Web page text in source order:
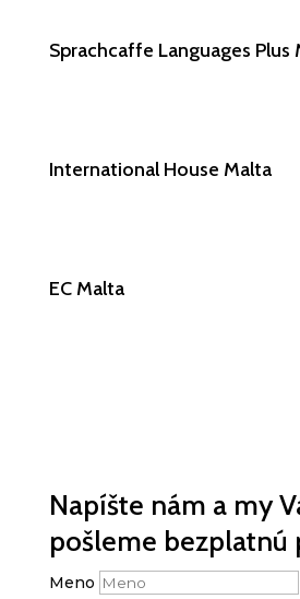
Sprachcaffe Languages Plus
International House Malta
EC Malta
Napíšte nám a my
pošleme bezplatnú
Meno